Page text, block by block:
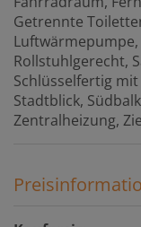
Getrennte
Luftwärmepumpe
Rollstuhlgerecht
Schlüsselfertig mit
Stadtblick
Zentralheizung